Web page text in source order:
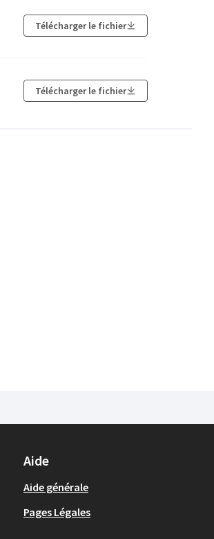
Télécharger le fichier
Télécharger le fichier
Aide
Aide générale
Pages Légales